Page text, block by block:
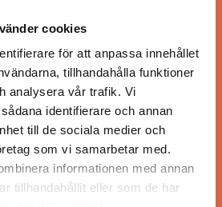
cookies
för att anpassa innehållet
tillhandahålla funktioner
analysera vår trafik. Vi
identifierare och annan
till de sociala medier och
som vi samarbetar med.
informationen med annan
tillhandahållit eller som de har
ges ut avVisita
UTGIVARE
Siljhammar